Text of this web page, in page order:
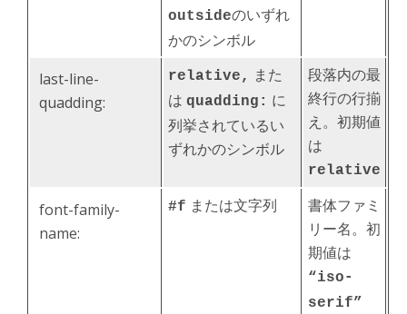
outsideのいずれ
かのシンボル
last-line-
quadding:
relative,
また
は quadding: に
列挙されているい
ずれかのシンボル
段落内の最
終行の行揃
え。初期値
は
relative
font-family-
name:
#f または文字列
書体ファミ
リー名。初
期値は
“iso-
serif”